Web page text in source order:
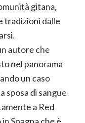
gitana,
tradizioni dalle
autore che
nel panorama
un caso
sposa di sangue
a Red